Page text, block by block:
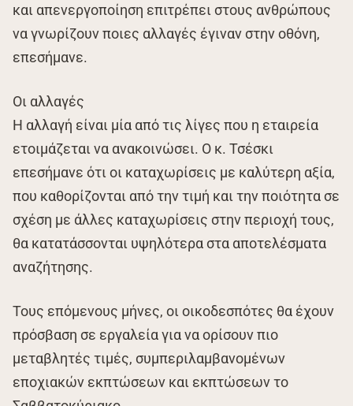
και απενεργοποίηση επιτρέπει στους ανθρώπους
να γνωρίζουν ποιες αλλαγές έγιναν στην οθόνη,
επεσήμανε.
Οι αλλαγές
Η αλλαγή είναι μία από τις λίγες που η εταιρεία
ετοιμάζεται να ανακοινώσει. Ο κ. Τσέσκι
επεσήμανε ότι οι καταχωρίσεις με καλύτερη αξία,
που καθορίζονται από την τιμή και την ποιότητα σε
σχέση με άλλες καταχωρίσεις στην περιοχή τους,
θα κατατάσσονται υψηλότερα στα αποτελέσματα
αναζήτησης.
Τους επόμενους μήνες, οι οικοδεσπότες θα έχουν
πρόσβαση σε εργαλεία για να ορίσουν πιο
μεταβλητές τιμές, συμπεριλαμβανομένων
εποχιακών εκπτώσεων και εκπτώσεων το